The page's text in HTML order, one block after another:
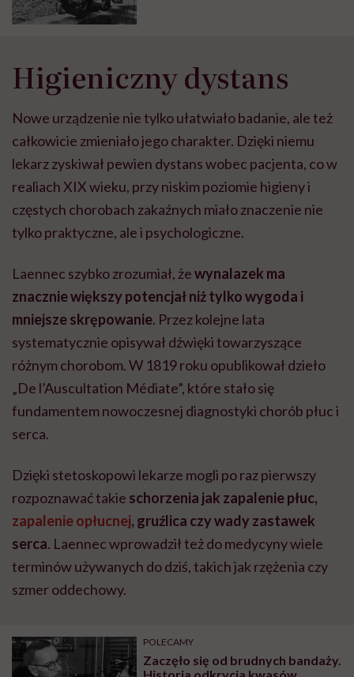
Higieniczny dystans
Nowe urządzenie nie tylko ułatwiało badanie, ale też
całkowicie zmieniało jego charakter. Dzięki niemu
lekarz zyskiwał pewien dystans wobec pacjenta, co w
realiach XIX wieku, przy niskim poziomie higieny i
częstych chorobach zakaźnych miało znaczenie nie
tylko praktyczne, ale i psychologiczne.
Laennec szybko zrozumiał, żewynalazek ma
znacznie większy potencjał niż tylko wygoda i
mniejsze skrępowanie. Przez kolejne lata
systematycznie opisywał dźwięki towarzyszące
różnym chorobom. W 1819 roku opublikował dzieło
„De l’Auscultation Médiate”, które stało się
fundamentem nowoczesnej diagnostyki chorób płuc i
serca.
Dzięki stetoskopowi lekarze mogli po raz pierwszy
rozpoznawać takie schorzenia jak zapalenie płuc,
zapalenie opłucnej, gruźlica czy wady zastawek
serca. Laennec wprowadził też do medycyny wiele
terminów używanych do dziś, takich jak rzężenia czy
szmer oddechowy.
POLECAMY
Zaczęło się od brudnych bandaży.